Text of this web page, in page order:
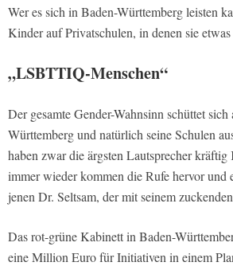
Wer es sich in Baden-Württemberg leisten
Kinder auf Privatschulen, in denen sie
„LSBTTIQ-Menschen“
Der gesamte Gender-Wahnsinn schüttet
Württemberg und natürlich seine Schulen
haben zwar die ärgsten Lautsprecher
immer wieder kommen die Rufe hervor und
jenen Dr. Seltsam, der mit seinem
Das rot-grüne Kabinett in Baden-
eine Million Euro für Initiativen in einem